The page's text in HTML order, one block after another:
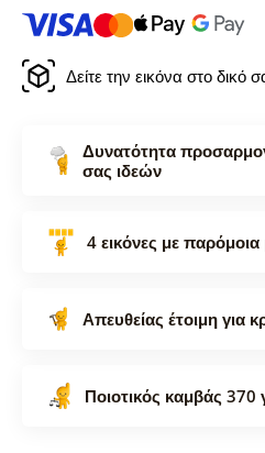
Δείτε την εικόνα στο δικό
Δυνατότητα
σας ιδεών
4 εικόνες με
Απευθείας έτοιμη για
Ποιοτικός καμβάς 370